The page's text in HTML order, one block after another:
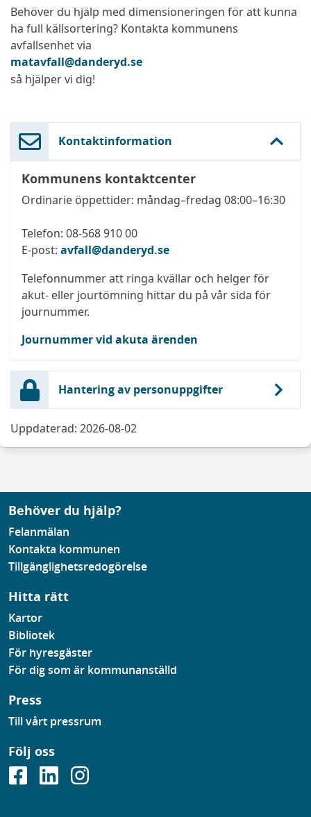
Behöver du hjälp med dimensioneringen för att kunna
ha full källsortering? Kontakta kommunens
avfallsenhet via
matavfall@danderyd.se
så hjälper vi dig!
Kontaktinformation
Kommunens kontaktcenter
Ordinarie öppettider: måndag–fredag 08:00–16:30
Telefon: 08-568 910 00
E-post: avfall@danderyd.se
Telefonnummer att ringa kvällar och helger för
akut- eller jourtömning hittar du på vår sida för
journummer.
Journummer vid akuta ärenden
Hantering av personuppgifter
Uppdaterad: 2026-08-02
Behöver du hjälp?
Felanmälan
Kontakta kommunen
Tillgänglighetsredogörelse
Hitta rätt
Kartor
Bibliotek
För hyresgäster
För dig som är kommunanställd
Press
Till vårt pressrum
Följ oss